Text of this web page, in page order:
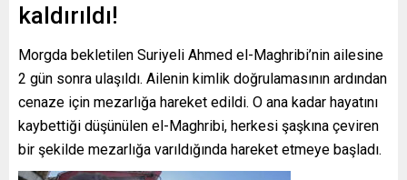
kaldırıldı!
Morgda bekletilen Suriyeli Ahmed el-Maghribi’nin ailesine
2 gün sonra ulaşıldı. Ailenin kimlik doğrulamasının ardından
cenaze için mezarlığa hareket edildi. O ana kadar hayatını
kaybettiği düşünülen el-Maghribi, herkesi şaşkına çeviren
bir şekilde mezarlığa varıldığında hareket etmeye başladı.